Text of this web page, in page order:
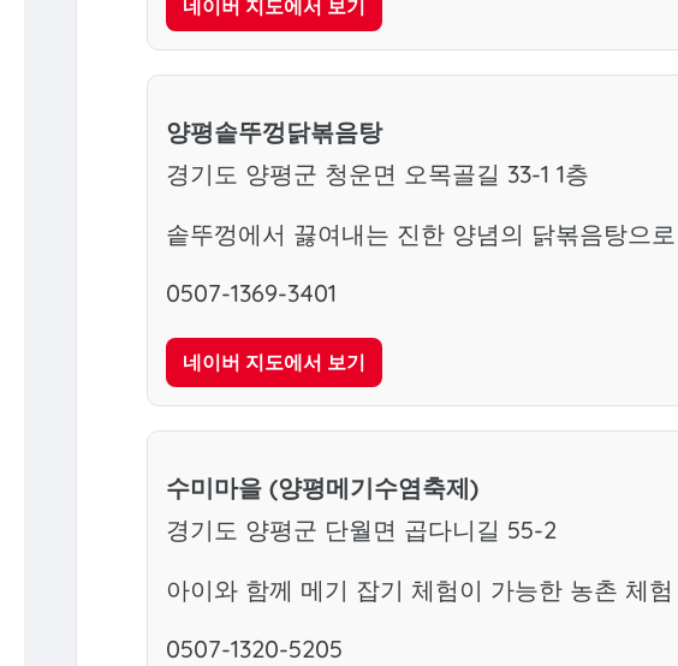
네이버 지도에서 보기
양평솥뚜껑닭볶음탕
경기도 양평군 청운면 오목골길 33-1 1층
솥뚜껑에서 끓여내는 진한 양념의 닭볶음탕으
0507-1369-3401
네이버 지도에서 보기
수미마을 (양평메기수염축제)
경기도 양평군 단월면 곱다니길 55-2
아이와 함께 메기 잡기 체험이 가능한 농촌 체
0507-1320-5205